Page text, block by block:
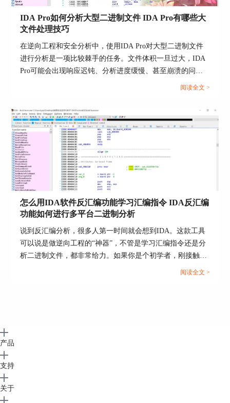
3.2.2 FuncCall分析
由于在上一小节中我们只知道了InputBuffer的前8个
字节，直接看IDA分析过后的代码，可以看到while
我们双击FunCallArray进去看看里面是什么？是标
准的8字节排列的对象，由此猜测这很可能是函数
数组。怎么确定这个事实？并且也确定FuncIndex
就是函数索引的呢？请别急，继续看下一节“设置
IDA Pro如何分析大型二进制文件 IDA Pro有哪些大
文件处理技巧
在逆向工程和安全分析中，使用IDA Pro对大型二进制文件
进行分析是一项比较棘手的任务。文件体积一旦过大，IDA
Pro可能会出现响应迟钝、分析进度缓慢、甚至崩溃的问
题。那么，IDA Pro如何分析大型二进制文件呢?IDA Pro有
阅读全文 >
怎么用IDA软件反汇编功能学习汇编指令 IDA反汇编
功能如何进行多平台二进制分析
说到反汇编分析，很多人第一时间就会想到IDA。这款工具
可以说是做逆向工程的“神器”，不管是学习汇编指令还是分
析二进制文件，都非常给力。如果你是个初学者，刚接触反
汇编，可能会对IDA的一些功能感到陌生，比如怎么用IDA
阅读全文 >
产品
支持
关于